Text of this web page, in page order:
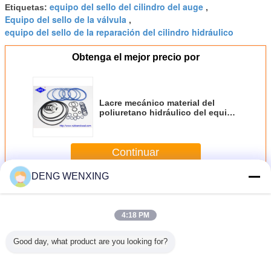
Etiquetas: equipo del sello del cilindro del auge ,
Equipo del sello de la válvula ,
equipo del sello de la reparación del cilindro hidráulico
Obtenga el mejor precio por
Lacre mecánico material del
poliuretano hidráulico del equipo
Continuar
MásEquipo del sello del triturador
DENG WENXING
4:18 PM
Good day, what product are you looking for?